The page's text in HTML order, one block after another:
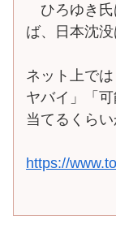
ひろゆき氏
ば、日本沈
ネット上で
ヤバイ」「
当てるくら
https://